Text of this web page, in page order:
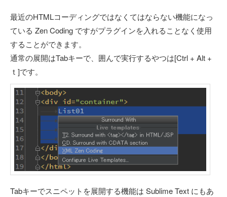
最近のHTMLコーディングではなくてはならない機能になっ
ている Zen Coding ですがプラグインを入れることなく使用
することができます。
通常の展開はTabキーで、囲んで実行するやつは[Ctrl + Alt +
ｔ]です。
Tabキーでスニペットを展開する機能は Sublime Text にもあ